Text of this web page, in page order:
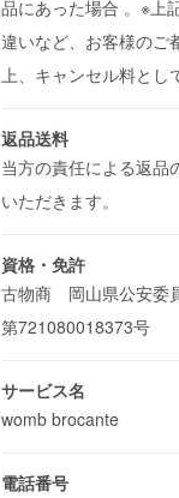
品にあった場合 。※上
違いなど、お客様のご
上、キャンセル料とし
返品送料
当方の責任による返品
いただきます。
資格・免許
古物商 岡山県公安委
第721080018373号
サービス名
womb brocante
電話番号